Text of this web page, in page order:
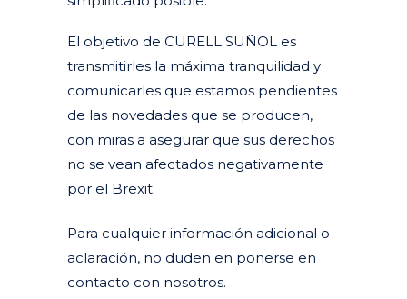
El objetivo de CURELL SUÑOL es
transmitirles la máxima tranquilidad y
comunicarles que estamos pendientes
de las novedades que se producen,
con miras a asegurar que sus derechos
no se vean afectados negativamente
por el Brexit.
Para cualquier información adicional o
aclaración, no duden en ponerse en
contacto con nosotros.